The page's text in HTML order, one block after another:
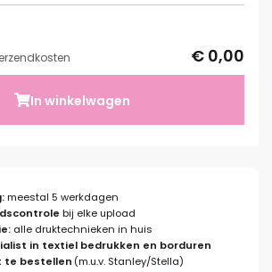
€ 0,00
In winkelwagen
meestal 5 werkdagen
bij elke upload
alle druktechnieken in huis
in textiel bedrukken en borduren
te bestellen (m.u.v. Stanley/Stella)